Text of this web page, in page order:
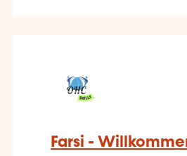
Farsi -